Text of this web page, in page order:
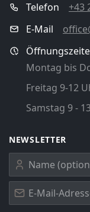
Telefon
+43
E-Mail
Montag bis
Freitag 9-12
Samstag 9 -
NEWSLETTER